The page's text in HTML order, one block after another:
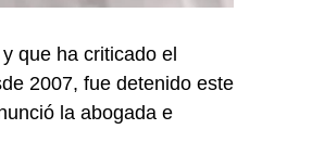
que ha criticado el
2007, fue detenido este
la abogada e